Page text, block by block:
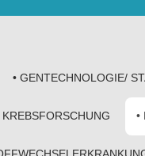
• GENTECHNOLOGIE/
•